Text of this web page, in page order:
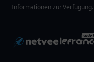
Informationen zur Verfügung.